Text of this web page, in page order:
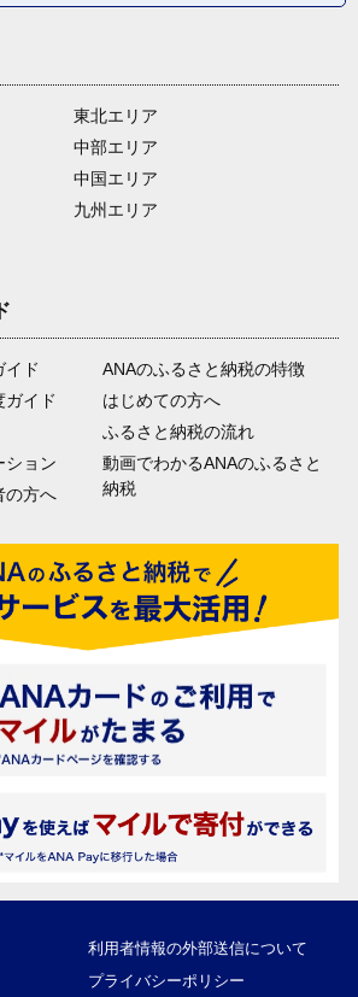
東北エリア
中部エリア
中国エリア
九州エリア
イド
ガイド
ション
の方へ
ANAのふるさと納税の特徴
はじめての方へ
ふるさと納税の流れ
動画でわかるANAのふるさと
納税
利用者情報の外部送信について
プライバシーポリシー